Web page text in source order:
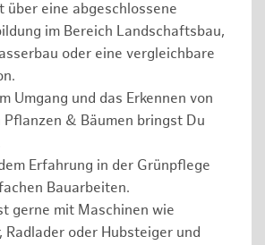
über eine abgeschlossene
im Bereich Landschaftsbau,
oder eine vergleichbare
Umgang und das Erkennen von
Pflanzen & Bäumen bringst Du
Erfahrung in der Grünpflege
Bauarbeiten.
gerne mit Maschinen wie
Radlader oder Hubsteiger und